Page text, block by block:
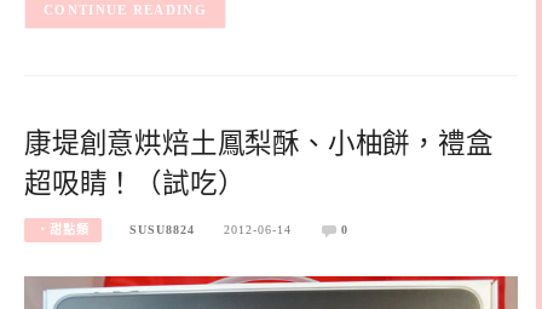
CONTINUE READING
康堤創意烘焙土鳳梨酥、小柚餅，禮盒
超吸睛！（試吃）
‧甜點類 SUSU8824 2012-06-14 0